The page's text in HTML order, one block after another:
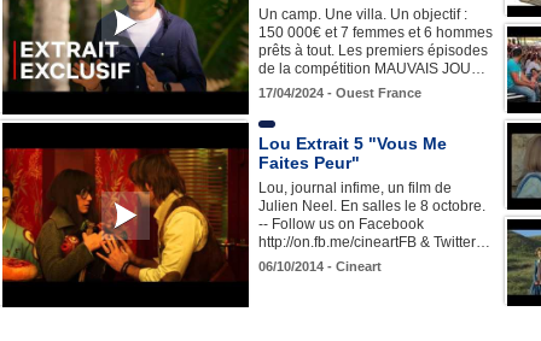
Un camp. Une villa. Un objectif :
150 000€ et 7 femmes et 6 hommes
prêts à tout. Les premiers épisodes
de la compétition MAUVAIS JOU…
17/04/2024 - Ouest France
Lou Extrait 5 "Vous Me
Faites Peur"
Lou, journal infime, un film de
Julien Neel. En salles le 8 octobre.
-- Follow us on Facebook
http://on.fb.me/cineartFB & Twitter…
06/10/2014 - Cineart